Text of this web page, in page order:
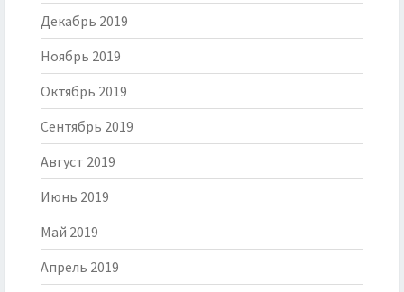
Декабрь 2019
Ноябрь 2019
Октябрь 2019
Сентябрь 2019
Август 2019
Июнь 2019
Май 2019
Апрель 2019